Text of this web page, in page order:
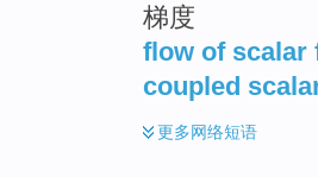
梯度
flow of scalar
coupled
更多网络短语